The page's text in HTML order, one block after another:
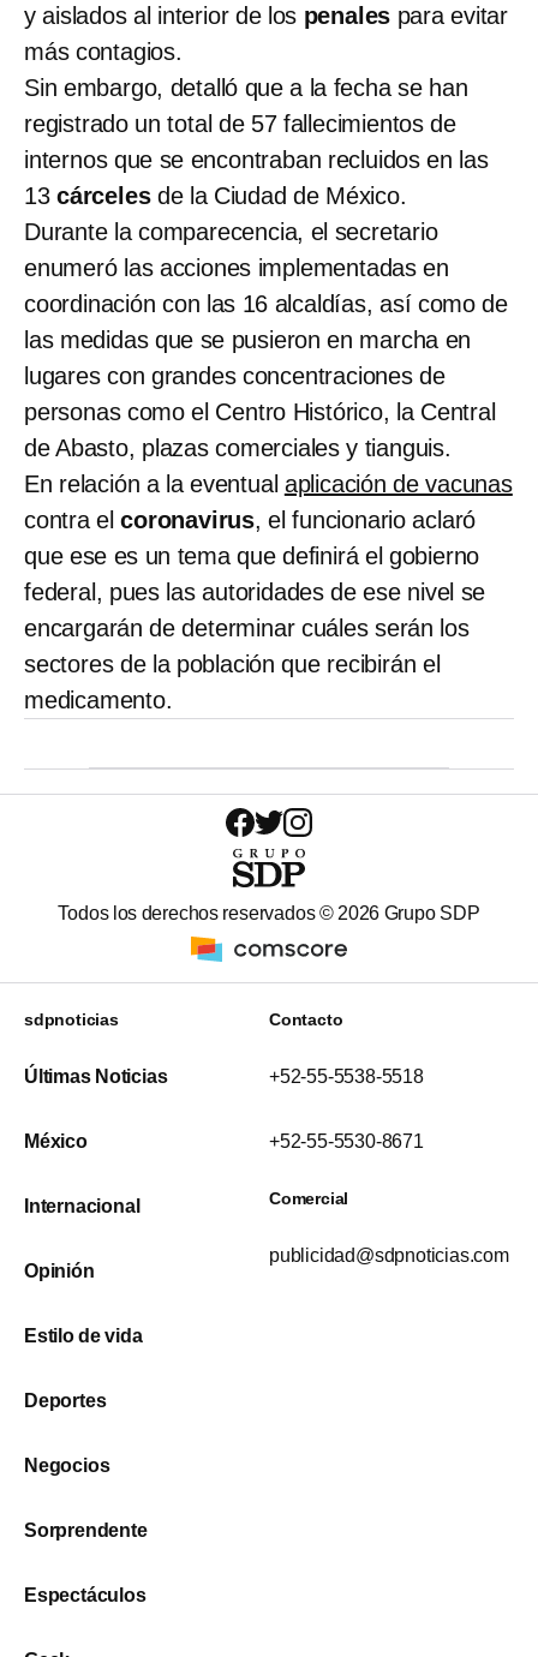
y aislados al interior de los penales para evitar
más contagios.
Sin embargo, detalló que a la fecha se han
registrado un total de 57 fallecimientos de
internos que se encontraban recluidos en las
13 cárcelesde la Ciudad de México.
Durante la comparecencia, el secretario
enumeró las acciones implementadas en
coordinación con las 16 alcaldías, así como de
las medidas que se pusieron en marcha en
lugares con grandes concentraciones de
personas como el Centro Histórico, la Central
de Abasto, plazas comerciales y tianguis.
En relación a la eventual aplicación de vacunas
contra elcoronavirus, el funcionario aclaró
que ese es un tema que definirá el gobierno
federal, pues las autoridades de ese nivel se
encargarán de determinar cuáles serán los
sectores de la población que recibirán el
medicamento.
Todos los derechos reservados © 2026 Grupo SDP
sdpnoticias
Últimas Noticias
México
Internacional
Opinión
Estilo de vida
Deportes
Negocios
Sorprendente
Espectáculos
Contacto
+52-55-5538-5518
+52-55-5530-8671
Comercial
publicidad@sdpnoticias.com